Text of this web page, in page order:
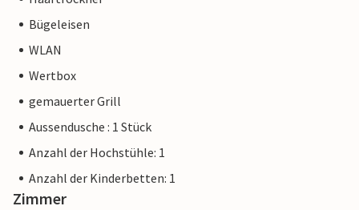
Frisches Obst und Gemüse kann man auf dem
Wochenmarkt in Son Servera erwerben, der nur eine
Viertelstunde mit dem Auto entfernt liegt. Fantastisch: Die
sind ebenfalls nur 13 km entfernt.
Bügeleisen
WLAN
Wertbox
gemauerter Grill
Aussendusche : 1 Stück
Anzahl der Hochstühle: 1
Anzahl der Kinderbetten: 1
Zimmer